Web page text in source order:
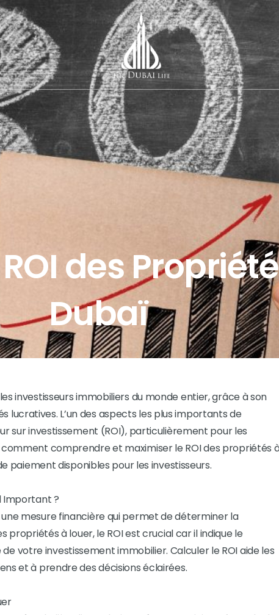
des
Dubaï
investisseurs immobiliers du monde entier, grâce à son
lucratives. L’un des aspects les plus importants de
sur investissement (ROI), particulièrement pour les
comprendre et maximiser le ROI des propriétés
paiement disponibles pour les investisseurs.
Important ?
mesure financière qui permet de déterminer la
propriétés à louer, le ROI est crucial car il indique le
votre investissement immobilier. Calculer le ROI aide les
et à prendre des décisions éclairées.